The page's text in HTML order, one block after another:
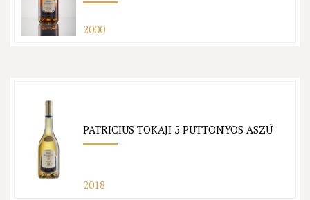
2000
PATRICIUS TOKAJI 5 PUTTONYOS ASZÚ
2018